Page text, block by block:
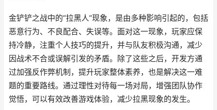
金铲铲之战中的“拉黑人”现象，是由多种影响引起的，包括
恶意行为、不良配合、失误等。面对这一现象，玩家应保
持冷静，注重个人技巧的提升，并与队友积极沟通，减少
因战术不合或误解引发的矛盾。除了这些之后，开发方通
过加强反作弊机制，提升玩家整体素养，也是解决这一难
题的重要路线。通过理性对待每一场对局，增强团队协作
觉悟，可以有效改善游戏体验，减少拉黑现象的发生。